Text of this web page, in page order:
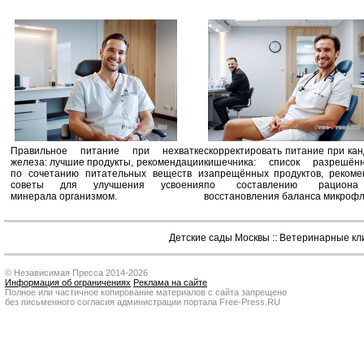
Правильное питание при нехватке
железа: лучшие продукты, рекомендации
по сочетанию питательных веществ и
советы для улучшения усвоения
минерала организмом.
скорректировать питание при
кишечника: список
запрещённых продуктов,
по составлению
восстановления баланса
Детские сады Москвы :: Ветеринарные
© Независимая Пресса 2014-2026
Информация об ограничениях Реклама на сайте
Полное или частичное копирование материалов с сайта запрещено
без письменного согласия администрации портала Free-Press.RU